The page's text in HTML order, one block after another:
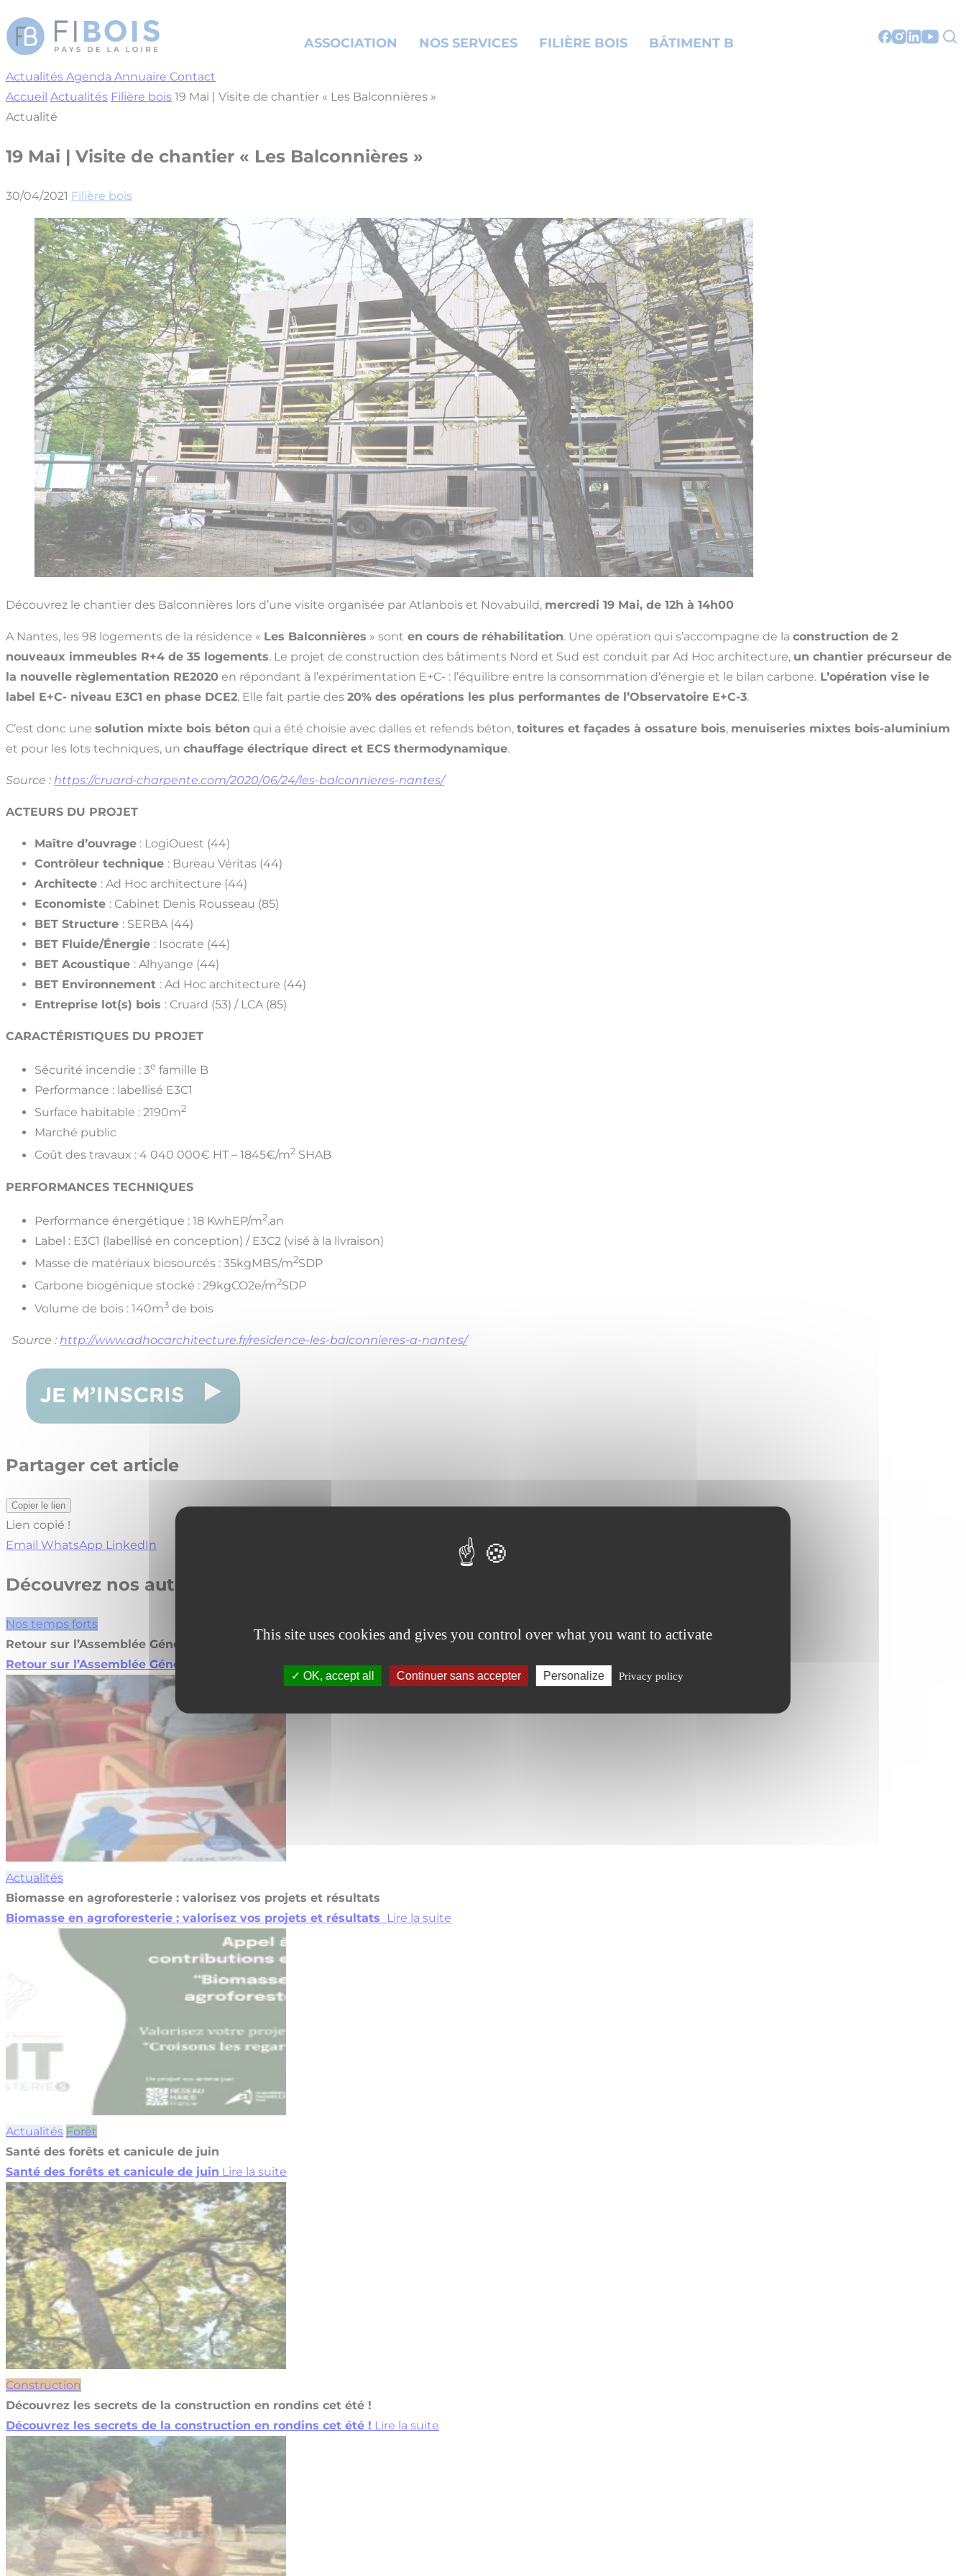
This site uses cookies and gives you control over what you want to activate
OK, accept all Continuer sans accepter Personalize Privacy policy
ASSOCIATION NOS SERVICES FILIÈRE BOIS BÂTIMENT B
Actualités Agenda Annuaire Contact
Accueil Actualités Filière bois 19 Mai | Visite de chantier « Les Balconnières »
Actualité
19 Mai | Visite de chantier « Les Balconnières »
30/04/2021 Filière bois
Découvrez le chantier des Balconnières lors d’une visite organisée par Atlanbois et Novabuild, mercredi 19 Mai, de 12h à 14h00
A Nantes, les 98 logements de la résidence « Les Balconnières » sont en cours de réhabilitation. Une opération qui s’accompagne de la construction de 2
nouveaux immeubles R+4 de 35 logements. Le projet de construction des bâtiments Nord et Sud est conduit par Ad Hoc architecture, un chantier précurseur de
la nouvelle règlementation RE2020 en répondant à l’expérimentation E+C- : l’équilibre entre la consommation d’énergie et le bilan carbone. L’opération vise le
label E+C- niveau E3C1 en phase DCE2. Elle fait partie des 20% des opérations les plus performantes de l’Observatoire E+C-3.
C’est donc une solution mixte bois béton qui a été choisie avec dalles et refends béton, toitures et façades à ossature bois, menuiseries mixtes bois-aluminium
et pour les lots techniques, un chauffage électrique direct et ECS thermodynamique.
Source : https://cruard-charpente.com/2020/06/24/les-balconnieres-nantes/
ACTEURS DU PROJET
Maître d’ouvrage : LogiOuest (44)
Contrôleur technique : Bureau Véritas (44)
Architecte : Ad Hoc architecture (44)
Economiste : Cabinet Denis Rousseau (85)
BET Structure : SERBA (44)
BET Fluide/Énergie : Isocrate (44)
BET Acoustique : Alhyange (44)
BET Environnement : Ad Hoc architecture (44)
Entreprise lot(s) bois : Cruard (53) / LCA (85)
CARACTÉRISTIQUES DU PROJET
Sécurité incendie : 3e famille B
Performance : labellisé E3C1
Surface habitable : 2190m2
Marché public
Coût des travaux : 4 040 000€ HT – 1845€/m2 SHAB
PERFORMANCES TECHNIQUES
Performance énergétique : 18 KwhEP/m2.an
Label : E3C1 (labellisé en conception) / E3C2 (visé à la livraison)
Masse de matériaux biosourcés : 35kgMBS/m2SDP
Carbone biogénique stocké : 29kgCO2e/m2SDP
Volume de bois : 140m3 de bois
Source : http://www.adhocarchitecture.fr/residence-les-balconnieres-a-nantes/
Partager cet article
Copier le lien
Lien copié !
Email WhatsApp LinkedIn
Découvrez nos autres actualités
Nos temps forts
Retour sur l’Assemblée Générale Fibois Pays de la Loire et Rapport d’Activité 2026
Retour sur l’Assemblée Générale Fibois Pays de la Loire et Rapport d’Activité 2026 Lire la suite
Actualités
Biomasse en agroforesterie : valorisez vos projets et résultats
Biomasse en agroforesterie : valorisez vos projets et résultats
Lire la suite
Actualités Forêt
Santé des forêts et canicule de juin
Santé des forêts et canicule de juin Lire la suite
Construction
Découvrez les secrets de la construction en rondins cet été !
Découvrez les secrets de la construction en rondins cet été ! Lire la suite